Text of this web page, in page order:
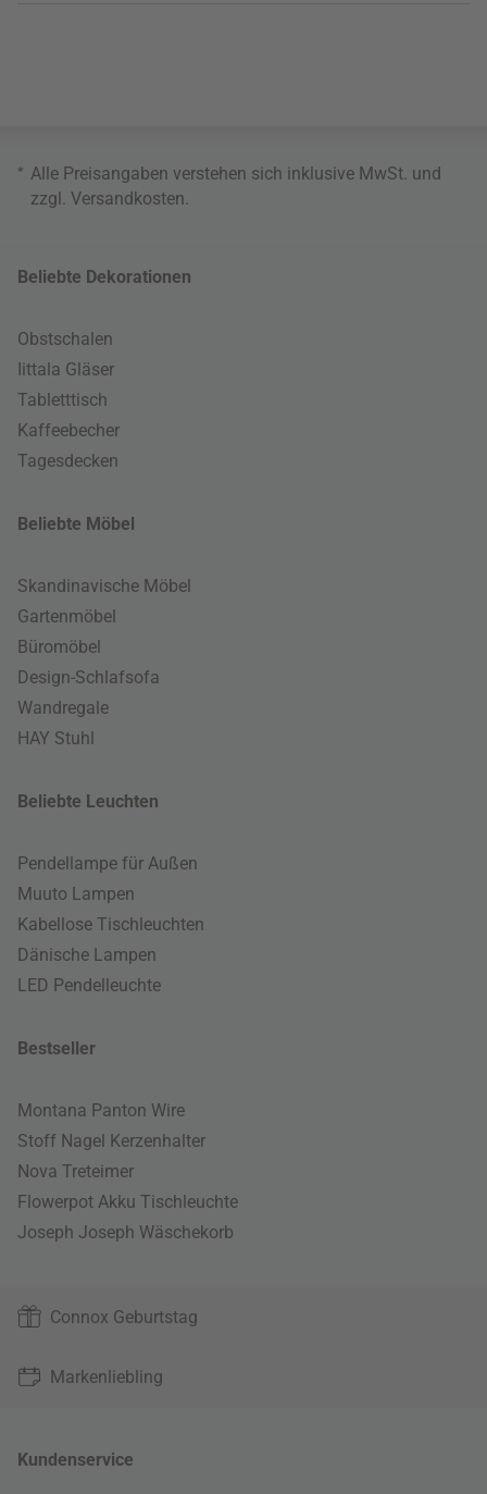
* Alle Preisangaben verstehen sich inklusive MwSt. und
zzgl. Versandkosten.
Beliebte Dekorationen
Obstschalen
Iittala Gläser
Tabletttisch
Kaffeebecher
Tagesdecken
Beliebte Möbel
Skandinavische Möbel
Gartenmöbel
Büromöbel
Design-Schlafsofa
Wandregale
HAY Stuhl
Beliebte Leuchten
Pendellampe für Außen
Muuto Lampen
Kabellose Tischleuchten
Dänische Lampen
LED Pendelleuchte
Bestseller
Montana Panton Wire
Stoff Nagel Kerzenhalter
Nova Treteimer
Flowerpot Akku Tischleuchte
Joseph Joseph Wäschekorb
Connox Geburtstag
Markenliebling
Kundenservice